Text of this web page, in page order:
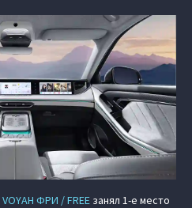
VOYAH ФРИ / FREE занял 1-е место